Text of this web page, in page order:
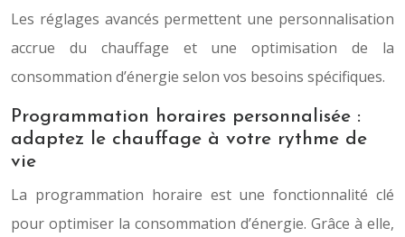
Les réglages avancés permettent une personnalisation
accrue du chauffage et une optimisation de la
consommation d’énergie selon vos besoins spécifiques.
Programmation horaires personnalisée :
adaptez le chauffage à votre rythme de
vie
La programmation horaire est une fonctionnalité clé
pour optimiser la consommation d’énergie. Grâce à elle,